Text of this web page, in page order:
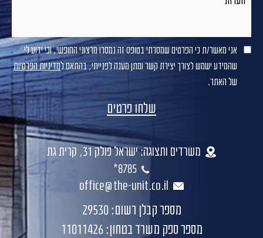
אני מאשר/ת כי הפרטים שמסרתי בטופס זה נמסרו מרצוני החופשי, וכי ידוע לי
שהמידע ישמש לצורך יצירת קשר ומתן מענה לפנייתי, בהתאם למדיניות הפרטיות
של האתר.
משרדים ותצוגה: ישראל פולק 31, קרית גת
8785*
office@the-unit.co.il
מספר קבלן רשום: 29530
מספר ספק משרד בטחון: 11011426